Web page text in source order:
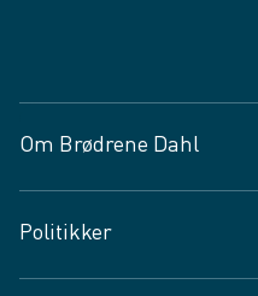
Om Brødrene Dahl
Vagttelefon 30 10 89 89
Spørgsmål og svar
Politikker